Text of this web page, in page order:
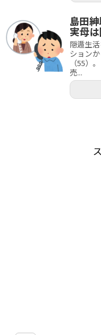
島田
実母
隠遁生
ション
（55）
売...